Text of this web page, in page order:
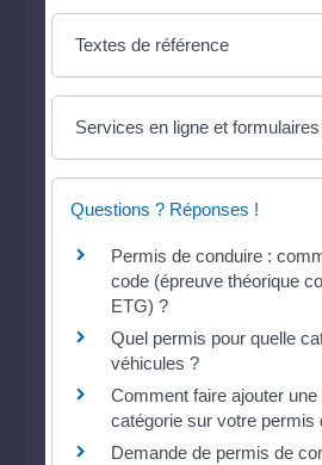
Textes de référence
Services en ligne et formulaires
Questions ? Réponses !
Permis de conduire :
code (épreuve théorique
ETG) ?
Quel permis pour quelle
véhicules ?
Comment faire ajouter une
catégorie sur votre permis
Demande de permis de